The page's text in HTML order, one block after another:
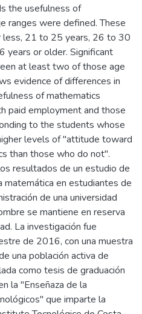
the usefulness of
ranges were defined. These
less, 21 to 25 years, 26 to 30
years or older. Significant
at least two of those age
evidence of differences in
of mathematics
paid employment and those
to the students whose
levels of "attitude toward
than those who do not".
resultados de un estudio de
matemática en estudiantes de
de una universidad
se mantiene en reserva
La investigación fue
de 2016, con una muestra
una población activa de
como tesis de graduación
la "Enseñaza de la
que imparte la